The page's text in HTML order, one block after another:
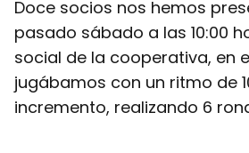
Doce socios nos hemos
pasado sábado a las 10:00
social de la cooperativa, en
jugábamos con un ritmo de
incremento, realizando 6